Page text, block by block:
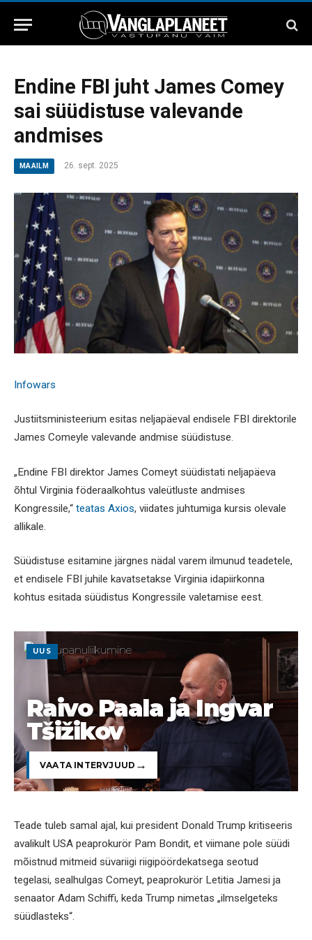
Endine FBI juht James Comey
sai süüdistuse valevande
andmises
MAAILM 26. sept. 2025
Infowars
Justiitsministeerium esitas neljapäeval endisele FBI direktorile
James Comeyle valevande andmise süüdistuse.
„Endine FBI direktor James Comeyt süüdistati neljapäeva
õhtul Virginia föderaalkohtus valeütluste andmises
Kongressile,“ teatas Axios, viidates juhtumiga kursis olevale
allikale.
Süüdistuse esitamine järgnes nädal varem ilmunud teadetele,
et endisele FBI juhile kavatsetakse Virginia idapiirkonna
kohtus esitada süüdistus Kongressile valetamise eest.
UUS
Raivo Paala ja Ingvar
Tšižikov
VAATA INTERVJUUD
Teade tuleb samal ajal, kui president Donald Trump kritiseeris
avalikult USA peaprokurör Pam Bondit, et viimane pole süüdi
mõistnud mitmeid süvariigi riigipöördekatsega seotud
tegelasi, sealhulgas Comeyt, peaprokurör Letitia Jamesi ja
senaator Adam Schiffi, keda Trump nimetas „ilmselgeteks
süüdlasteks“.